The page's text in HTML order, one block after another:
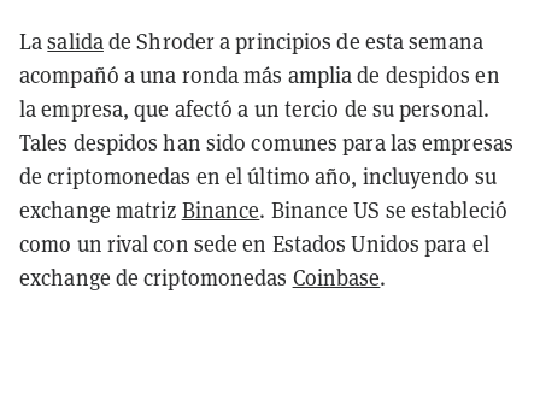
Lasalidade Shroder a principios de esta semana
acompañó a una ronda más amplia de despidos en
la empresa, que afectó a un tercio de su personal.
Tales despidos han sido comunes para las empresas
de criptomonedas en el último año, incluyendo su
exchange matriz Binance. Binance US se estableció
como un rival con sede en Estados Unidos para el
exchange de criptomonedas Coinbase.